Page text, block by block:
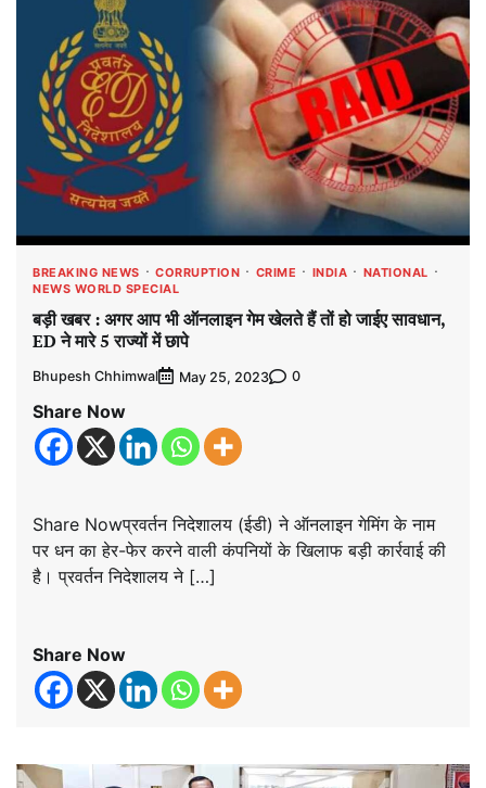
BREAKING NEWS CORRUPTION CRIME INDIA
NATIONAL
NEWS WORLD SPECIAL
बड़ी खबर : अगर आप भी ऑनलाइन गेम खेलते हैं तों हो जाईए सावधान,
ED ने मारे 5 राज्यों में छापे
Bhupesh Chhimwal May 25, 2023 0
Share Now
Share Nowप्रवर्तन निदेशालय (ईडी) ने ऑनलाइन गेमिंग के नाम
पर धन का हेर-फेर करने वाली कंपनियों के खिलाफ बड़ी कार्रवाई की
है। प्रवर्तन निदेशालय ने […]
Share Now